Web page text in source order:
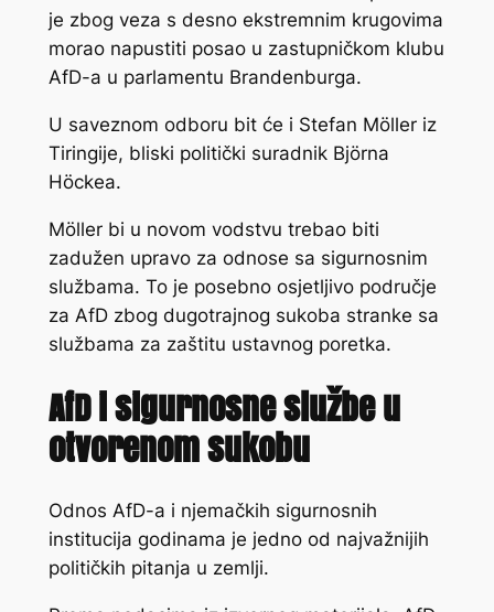
je zbog veza s desno ekstremnim krugovima
morao napustiti posao u zastupničkom klubu
AfD-a u parlamentu Brandenburga.
U saveznom odboru bit će i Stefan Möller iz
Tiringije, bliski politički suradnik Björna
Höckea.
Möller bi u novom vodstvu trebao biti
zadužen upravo za odnose sa sigurnosnim
službama. To je posebno osjetljivo područje
za AfD zbog dugotrajnog sukoba stranke sa
službama za zaštitu ustavnog poretka.
AfD i sigurnosne službe u
otvorenom sukobu
Odnos AfD-a i njemačkih sigurnosnih
institucija godinama je jedno od najvažnijih
političkih pitanja u zemlji.